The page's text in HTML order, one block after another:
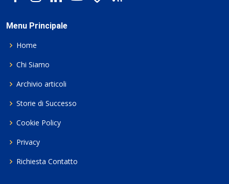
Menu Principale
Home
Chi Siamo
Archivio articoli
Storie di Successo
Cookie Policy
Privacy
Richiesta Contatto